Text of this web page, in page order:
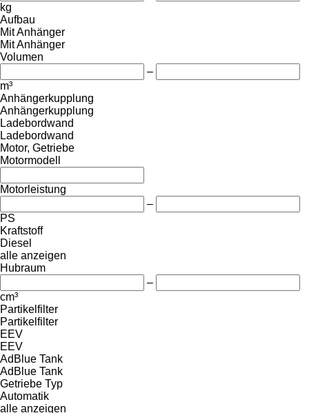
kg
Aufbau
Mit Anhänger
Mit Anhänger
Volumen
–
m³
Anhängerkupplung
Anhängerkupplung
Ladebordwand
Ladebordwand
Motor, Getriebe
Motormodell
Motorleistung
–
PS
Kraftstoff
Diesel
alle anzeigen
Hubraum
–
cm³
Partikelfilter
Partikelfilter
EEV
EEV
AdBlue Tank
AdBlue Tank
Getriebe Typ
Automatik
alle anzeigen